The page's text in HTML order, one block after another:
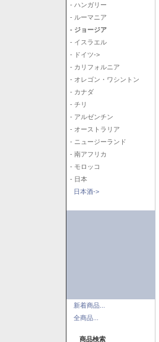
- ハンガリー
- ルーマニア
- ジョージア
- イスラエル
- ドイツ->
- カリフォルニア
- オレゴン・ワシントン
- カナダ
- チリ
- アルゼンチン
- オーストラリア
- ニュージーランド
- 南アフリカ
- モロッコ
- 日本
日本酒->
新着商品...
全商品...
商品検索